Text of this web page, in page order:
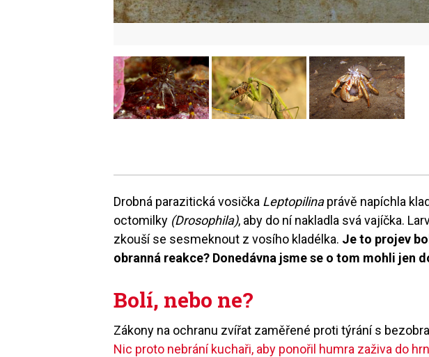
Drobná parazitická vosička Leptopilinaprávě napíchla
octomilky (Drosophila), aby do ní nakladla svá vajíčka.
zkouší se sesmeknout z vosího kladélka. Je to projev
obranná reakce? Donedávna jsme se o tom mohli jen
Bolí, nebo ne?
Zákony na ochranu zvířat zaměřené proti týrání s
Nic proto nebrání kuchaři, aby ponořil humra zaživa do